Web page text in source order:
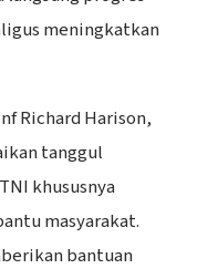
meningkatkan
Richard Harison,
tanggul
khususnya
masyarakat.
bantuan